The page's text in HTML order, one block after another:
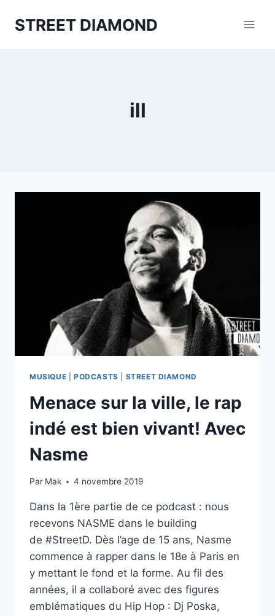
STREET DIAMOND
ill
MUSIQUE PODCASTS STREET DIAMOND
Menace sur la ville, le rap
indé est bien vivant! Avec
Nasme
Par Mak 4 novembre 2019
Dans la 1ère partie de ce podcast : nous
recevons NASME dans le building
de #StreetD. Dès l’age de 15 ans, Nasme
commence à rapper dans le 18e à Paris en
y mettant le fond et la forme. Au fil des
années, il a collaboré avec des figures
emblématiques du Hip Hop : Dj Poska,